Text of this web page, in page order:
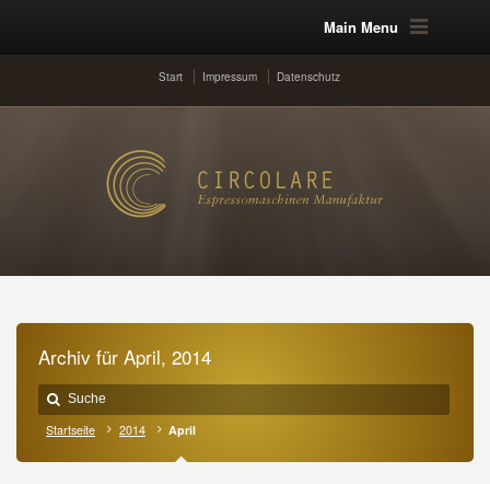
Main Menu
Start Impressum Datenschutz
Archiv für April, 2014
Startseite 2014 April